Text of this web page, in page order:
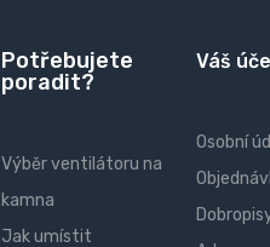
Potřebujete
poradit?
Výběr ventilátoru na
kamna
Jak umístit
Váš
Osobní